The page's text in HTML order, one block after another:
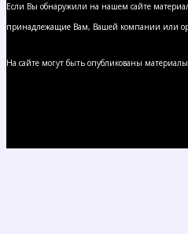
Если Вы обнаружили на нашем сайте
принадлежащие Вам, Вашей компании или
На сайте могут быть опубликованы